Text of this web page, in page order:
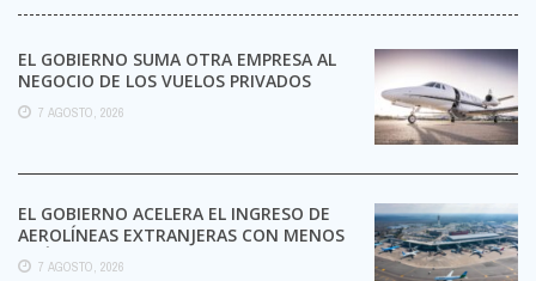
EL GOBIERNO SUMA OTRA EMPRESA AL
NEGOCIO DE LOS VUELOS PRIVADOS
7 AGOSTO, 2026
EL GOBIERNO ACELERA EL INGRESO DE
AEROLÍNEAS EXTRANJERAS CON MENOS
TRÁMITES
7 AGOSTO, 2026